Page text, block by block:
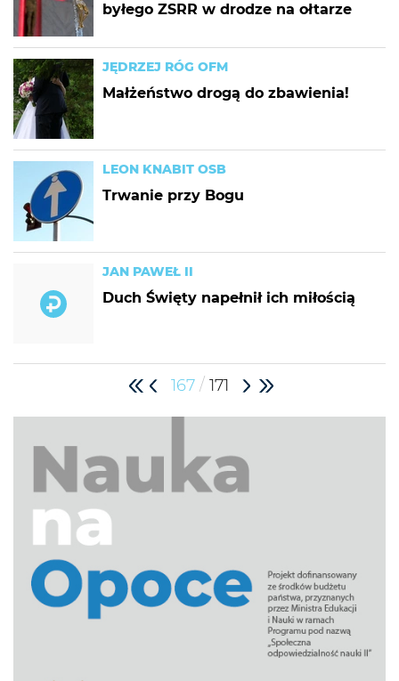
byłego ZSRR w drodze na ołtarze
JĘDRZEJ RÓG OFM
Małżeństwo drogą do zbawienia!
LEON KNABIT OSB
Trwanie przy Bogu
JAN PAWEŁ II
Duch Święty napełnił ich miłością
167 / 171